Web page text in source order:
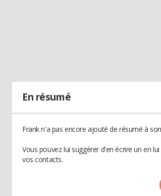
En résumé
Frank n'a pas encore ajouté de résumé à
Vous pouvez lui suggérer d'en écrire un en
vos contacts.